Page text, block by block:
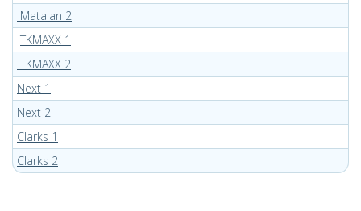
Matalan 2
TKMAXX 1
TKMAXX 2
Next 1
Next 2
Clarks 1
Clarks 2